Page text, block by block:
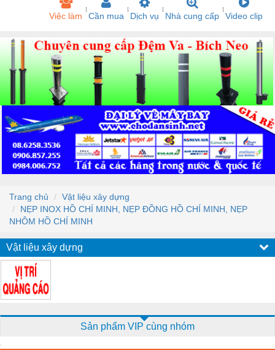
Việc làm Cần mua Dịch vụ Nhà cung cấp Video clip
Trang chủ
Vật liệu xây dựng
NẸP INOX HỒ CHÍ MINH, NẸP ĐỒNG HỒ CHÍ MINH, NẸP
NHÔM HỒ CHÍ MINH
Vật liệu xây dựng
Sản phẩm VIP cùng nhóm